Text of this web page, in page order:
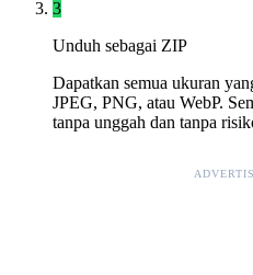
3
Unduh sebagai ZIP
Dapatkan semua ukuran
JPEG, PNG, atau WebP.
tanpa unggah dan tanpa